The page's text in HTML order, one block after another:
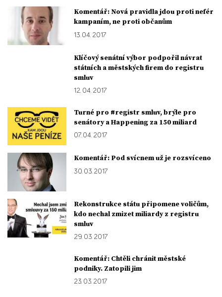
Komentář: Nová pravidla jdou proti nefér
kampaním, ne proti občanům
13. 04. 2017
Klíčový senátní výbor podpořil návrat
státních a městských firem do registru
smluv
12. 04. 2017
Turné pro #registr smluv, brýle pro
senátory a Happening za 150 miliard
07. 04. 2017
Komentář: Pod svícnem už je rozsvíceno
30. 03. 2017
Rekonstrukce státu připomene voličům,
kdo nechal zmizet miliardy z registru
smluv
29. 03. 2017
Komentář: Chtěli chránit městské
podniky. Zatopili jim
23. 03. 2017